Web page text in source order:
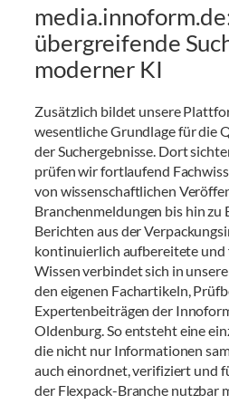
übergreifende
moderner KI
Zusätzlich bildet unsere
wesentliche Grundlage für die
der Suchergebnisse. Dort
prüfen wir fortlaufend
von wissenschaftlichen
Branchenmeldungen bis hin zu
Berichten aus der
kontinuierlich aufbereitete
Wissen verbindet sich in
den eigenen Fachartikeln,
Expertenbeiträgen der
Oldenburg. So entsteht eine
die nicht nur Informationen
auch einordnet, verifiziert und
der Flexpack-Branche nutzbar